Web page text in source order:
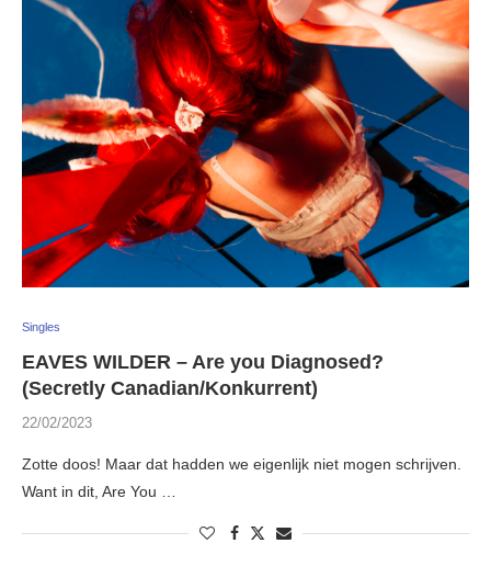
Singles
EAVES WILDER – Are you Diagnosed?
(Secretly Canadian/Konkurrent)
22/02/2023
Zotte doos! Maar dat hadden we eigenlijk niet mogen schrijven.
Want in dit, Are You …